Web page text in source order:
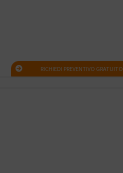
RICHIEDI PREVENTIVO GRATUITO